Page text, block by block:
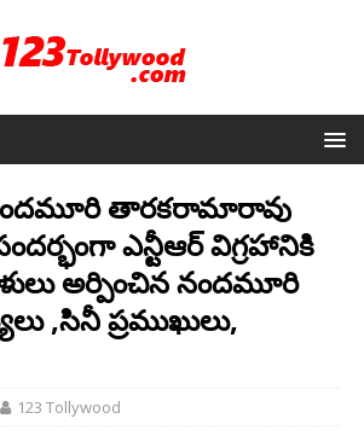
తారకరామారావు
ఎన్టీఆర్ విగ్రహానికి
అర్పించిన నందమూరి
,సినీ ప్రముఖులు,
123 Tollywood